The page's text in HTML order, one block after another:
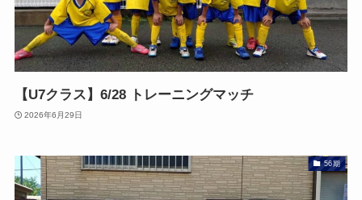
【U7クラス】6/28 トレーニングマッチ
2026年6月29日
56期